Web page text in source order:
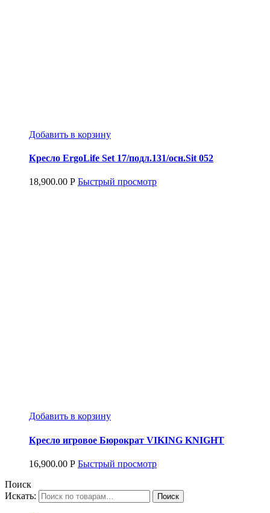
Добавить в корзину
Кресло ErgoLife Set 17/подл.131/осн.Sit 052
18,900.00 Р Быстрый просмотр
Добавить в корзину
Кресло игровое Бюрократ VIKING KNIGHT
16,900.00 Р Быстрый просмотр
Поиск
Искать: